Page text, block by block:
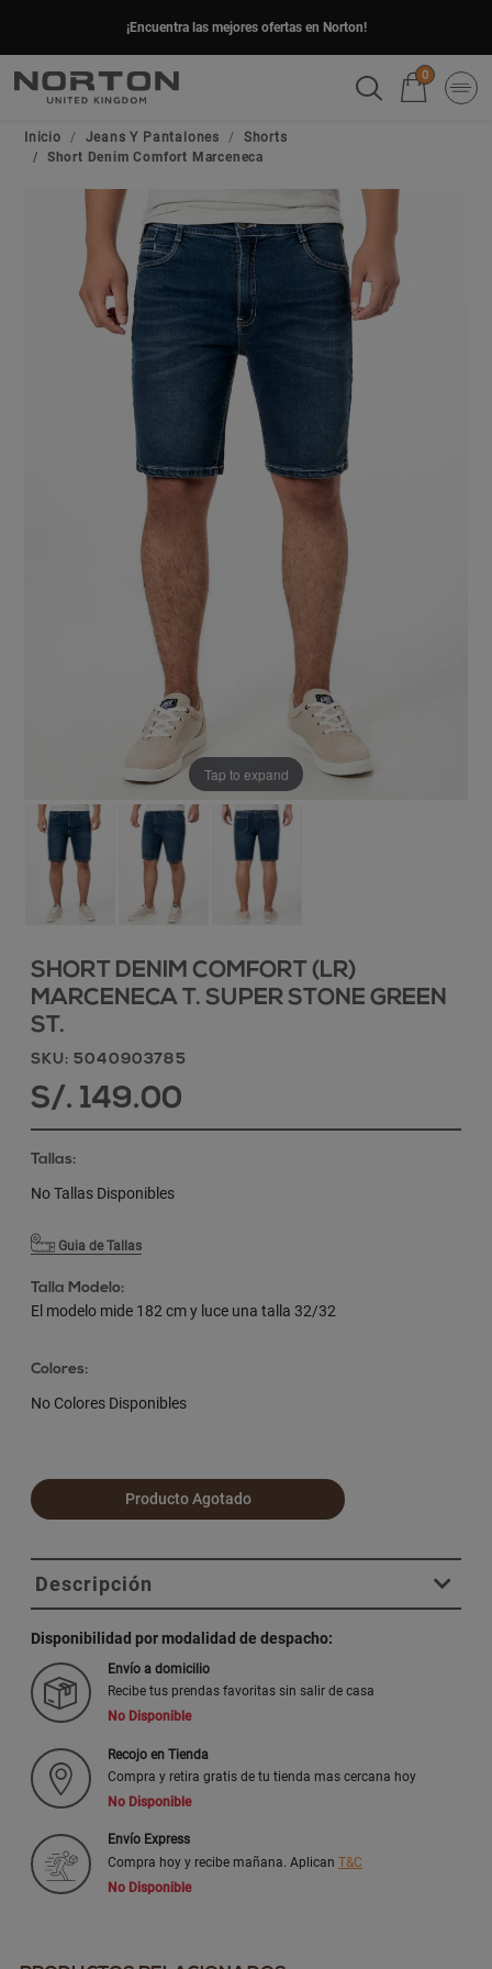
¡Encuentra las mejores ofertas en Norton!
0
Inicio Jeans Y Pantalones
Shorts
Short Denim Comfort Marceneca
Tap to expand
SHORT DENIM COMFORT (LR)
MARCENECA T. SUPER STONE GREEN
ST.
SKU: 5040903785
S/. 149.00
Tallas:
No Tallas Disponibles
Guia de Tallas
Talla Modelo:
El modelo mide 182 cm y luce una talla 32/32
Colores:
No Colores Disponibles
Producto Agotado
Descripción
Disponibilidad por modalidad de despacho:
Envío a domicilio
Recibe tus prendas favoritas sin salir de casa
No Disponible
Recojo en Tienda
Compra y retira gratis de tu tienda mas cercana hoy
No Disponible
Envío Express
Compra hoy y recibe mañana. Aplican T&C
No Disponible